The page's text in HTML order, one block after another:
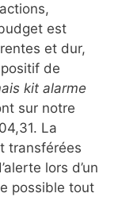
est
et dur,
de
kit alarme
sur notre
La
transférées
lors d’un
possible tout